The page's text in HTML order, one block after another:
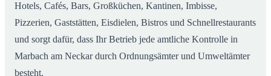
Hotels, Cafés, Bars, Großküchen, Kantinen, Imbisse,
Pizzerien, Gaststätten, Eisdielen, Bistros und Schnellrestaurants
und sorgt dafür, dass Ihr Betrieb jede amtliche Kontrolle in
Marbach am Neckar durch Ordnungsämter und Umweltämter
besteht.